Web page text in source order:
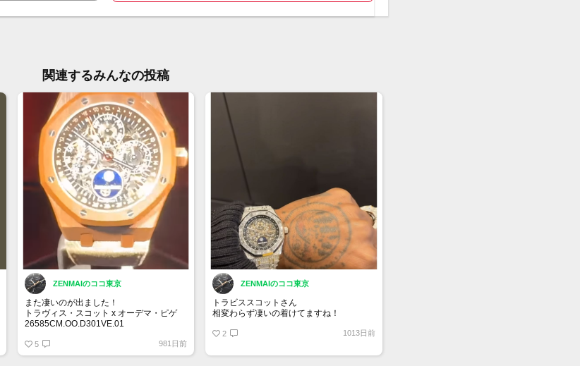
関連するみんなの投稿
ZENMAIのココ東京
また凄いのが出ました！
トラヴィス・スコット x オーデマ・ピゲ
26585CM.OO.D301VE.01
ー オープンワーク “カクタス・ジャック”
限定200本
5 981日前
ZENMAIのココ東京
トラビススコットさん
相変わらず凄いの着けてますね！
2 1013日前